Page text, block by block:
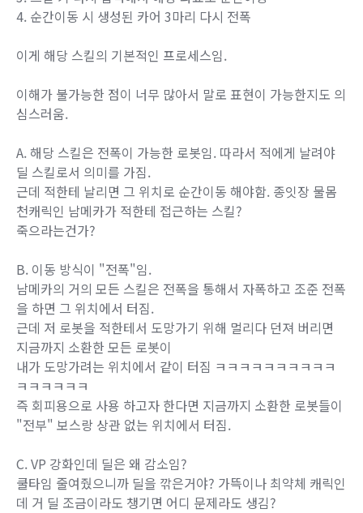
4. 순간이동 시 생성된 카어 3마리 다시 전폭
이게 해당 스킬의 기본적인 프로세스임.
이해가 불가능한 점이 너무 많아서 말로 표현이 가능한지도 의
심스러움.
A. 해당 스킬은 전폭이 가능한 로봇임. 따라서 적에게 날려야
딜 스킬로서 의미를 가짐.
근데 적한테 날리면 그 위치로 순간이동 해야함. 종잇장 물몸
천캐릭인 남메카가 적한테 접근하는 스킬?
죽으라는건가?
B. 이동 방식이 "전폭"임.
남메카의 거의 모든 스킬은 전폭을 통해서 자폭하고 조준 전폭
을 하면 그 위치에서 터짐.
근데 저 로봇을 적한테서 도망가기 위해 멀리다 던져 버리면
지금까지 소환한 모든 로봇이
내가 도망가려는 위치에서 같이 터짐 ㅋㅋㅋㅋㅋㅋㅋㅋㅋㅋ
ㅋㅋㅋㅋㅋㅋ
즉 회피용으로 사용 하고자 한다면 지금까지 소환한 로봇들이
"전부" 보스랑 상관 없는 위치에서 터짐.
C. VP 강화인데 딜은 왜 감소임?
쿨타임 줄여줬으니까 딜을 깎은거야? 가뜩이나 최약체 캐릭인
데 거 딜 조금이라도 챙기면 어디 문제라도 생김?